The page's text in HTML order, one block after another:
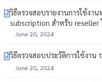
วิธีตรวจสอบรายงานการใช้งา
subscription สำหรับ reseller
June 20, 2024
วิธีตรวจสอบประวัติการใช้งา
June 20, 2024